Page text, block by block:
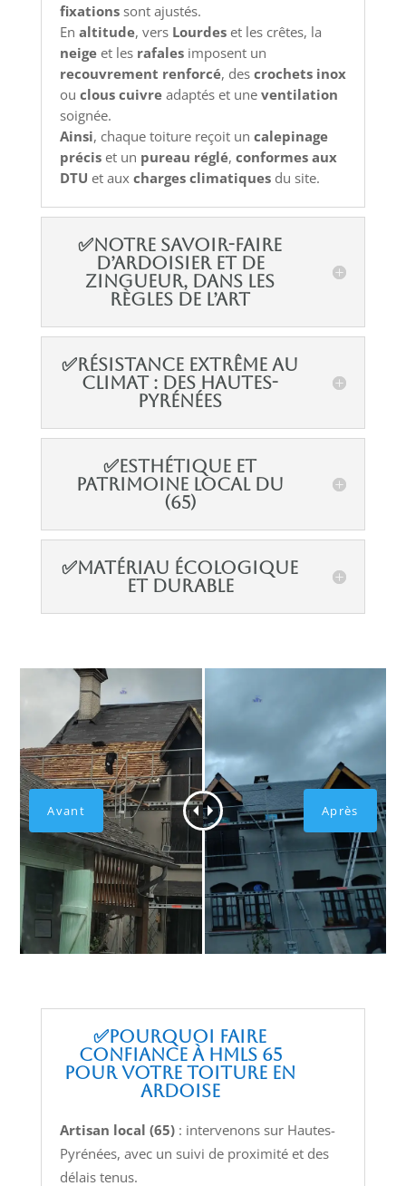
fixationssont ajustés.
En altitude, vers Lourdeset les crêtes, la
neigeet les rafalesimposent un
recouvrement renforcé, des crochets inox
ou clous cuivreadaptés et une ventilation
soignée.
Ainsi, chaque toiture reçoit un calepinage
préciset un pureau réglé, conformes aux
DTU et aux charges climatiquesdu site.
✅Notre savoir-faire
d’ardoisier et de
zingueur, dans les
règles de l’art
✅Résistance Extrême au
Climat : des Hautes-
Pyrénées
✅Esthétique et
Patrimoine Local du
(65)
✅Matériau Écologique
et Durable
✅Pourquoi faire
confiance à HMLS 65
pour votre toiture en
ardoise
Artisan local (65): intervenons sur Hautes-
Pyrénées, avec un suivi de proximité et des
délais tenus.